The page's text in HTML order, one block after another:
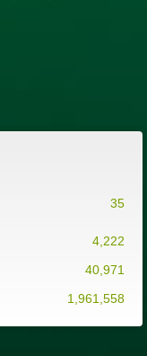
& Khoa học
non năm học
& Khoa học cơ bản
35
4,222
40,971
1,961,558